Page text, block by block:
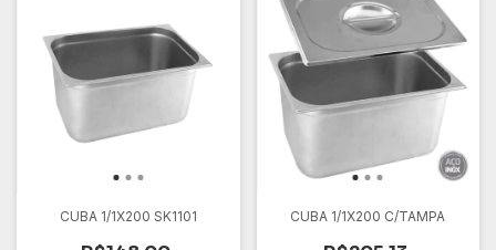
CUBA 1/1X200 SK1101 CUBA 1/1X200 C/TAMPA